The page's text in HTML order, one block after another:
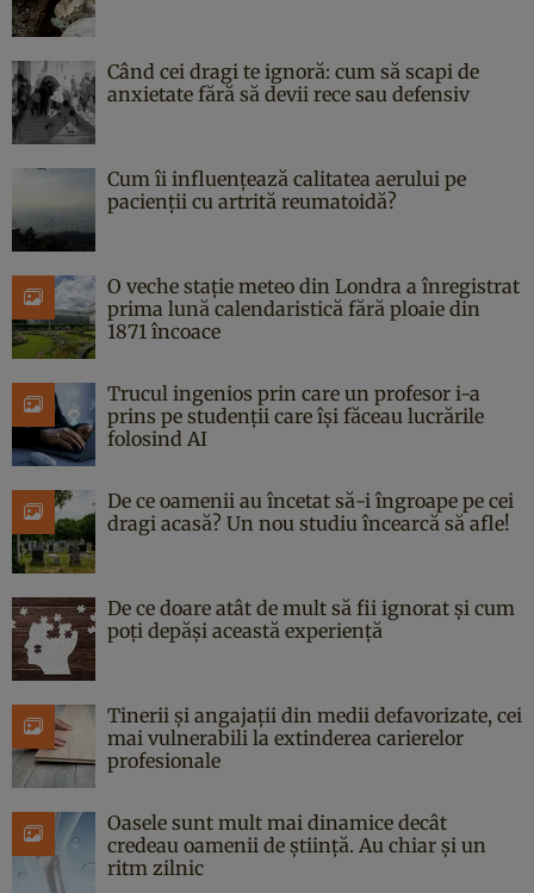
Când cei dragi te ignoră: cum să scapi de
anxietate fără să devii rece sau defensiv
Cum îi influențează calitatea aerului pe
pacienții cu artrită reumatoidă?
O veche stație meteo din Londra a înregistrat
prima lună calendaristică fără ploaie din
1871 încoace
Trucul ingenios prin care un profesor i-a
prins pe studenții care își făceau lucrările
folosind AI
De ce oamenii au încetat să-i îngroape pe cei
dragi acasă? Un nou studiu încearcă să afle!
De ce doare atât de mult să fii ignorat și cum
poți depăși această experiență
Tinerii și angajații din medii defavorizate, cei
mai vulnerabili la extinderea carierelor
profesionale
Oasele sunt mult mai dinamice decât
credeau oamenii de știință. Au chiar și un
ritm zilnic